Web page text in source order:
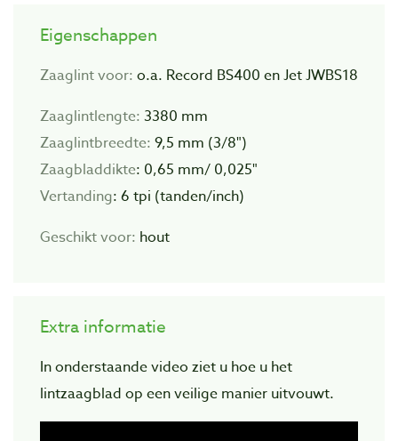
Eigenschappen
Zaaglint voor: o.a. Record BS400 en Jet JWBS18
Zaaglintlengte: 3380 mm
Zaaglintbreedte: 9,5 mm (3/8")
Zaagbladdikte: 0,65 mm/ 0,025"
Vertanding: 6 tpi (tanden/inch)
Geschikt voor: hout
Extra informatie
In onderstaande video ziet u hoe u het
lintzaagblad op een veilige manier uitvouwt.